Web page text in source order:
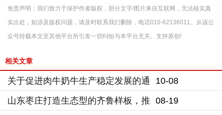
免责声明：我们致力于保护作者版权，部分文字/图片来自互联网，无法核实真
实出处，如涉及版权问题，请及时联系我们删除，电话010-62136011。从该公
众号转载本文至其他平台所引发一切纠纷与本平台无关。支持原创!
相关文章
10-08
关于促进肉牛奶牛生产稳定发展的通
知
08-19
山东枣庄打造生态型的齐鲁样板，推